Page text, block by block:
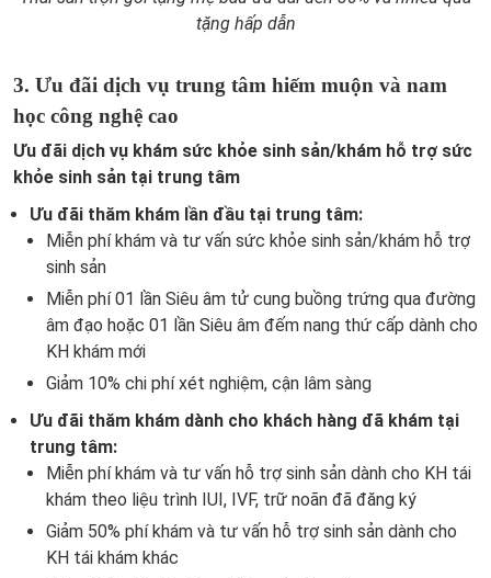
tặng hấp dẫn
3. Ưu đãi dịch vụ trung tâm hiếm muộn và nam
học công nghệ cao
Ưu đãi dịch vụ khám sức khỏe sinh sản/khám hỗ trợ sức
khỏe sinh sản tại trung tâm
Ưu đãi thăm khám lần đầu tại trung tâm:
Miễn phí khám và tư vấn sức khỏe sinh sản/khám hỗ trợ
sinh sản
Miễn phí 01 lần Siêu âm tử cung buồng trứng qua đường
âm đạo hoặc 01 lần Siêu âm đếm nang thứ cấp dành cho
KH khám mới
Giảm 10% chi phí xét nghiệm, cận lâm sàng
Ưu đãi thăm khám dành cho khách hàng đã khám tại
trung tâm:
Miễn phí khám và tư vấn hỗ trợ sinh sản dành cho KH tái
khám theo liệu trình IUI, IVF, trữ noãn đã đăng ký
Giảm 50% phí khám và tư vấn hỗ trợ sinh sản dành cho
KH tái khám khác